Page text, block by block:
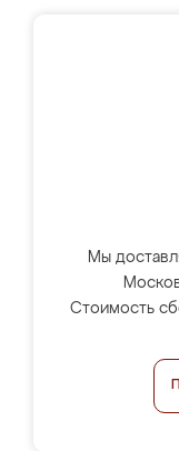
Мы
Стоимость